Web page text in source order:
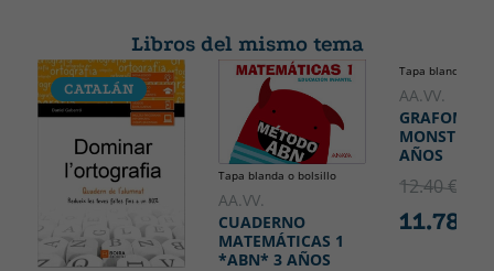
Libros del mismo tema
CATALÁN
Tapa blanda o bolsillo
AA.VV.
CUADERNO
MATEMÁTICAS 1
*ABN* 3 AÑOS
Tapa blanda o
AA.VV.
AÑOS
12.40 €
11.78 €